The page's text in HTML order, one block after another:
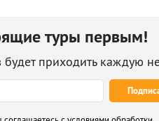
туры первым!
будет приходить каждую